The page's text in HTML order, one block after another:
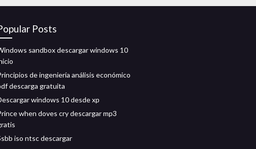
Posts
sandbox descargar windows 10
de ingeniería análisis económico
descarga gratuita
windows 10 desde xp
when doves cry descargar mp3
iso ntsc descargar